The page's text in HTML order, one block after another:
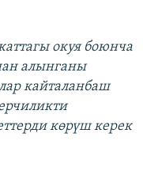
окуя боюнча
алынганы
кайталанбаш
көрүш керек